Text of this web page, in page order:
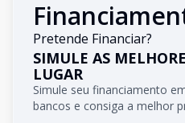
Pretende Financiar?
SIMULE AS
LUGAR
Simule seu financiamento
bancos e consiga a melhor